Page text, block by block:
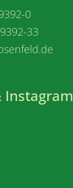
0
33
Instagram